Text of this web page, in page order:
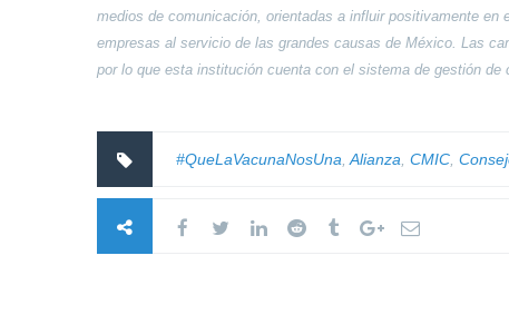
medios de comunicación, orientadas a influir positivamente
empresas al servicio de las grandes causas de México. Las
por lo que esta institución cuenta con el sistema de gestión de
#QueLaVacunaNosUna,Alianza, CMIC,